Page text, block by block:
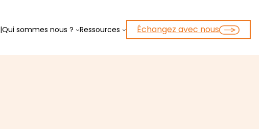
|Qui sommes nous ? Ressources Échangez avec nous